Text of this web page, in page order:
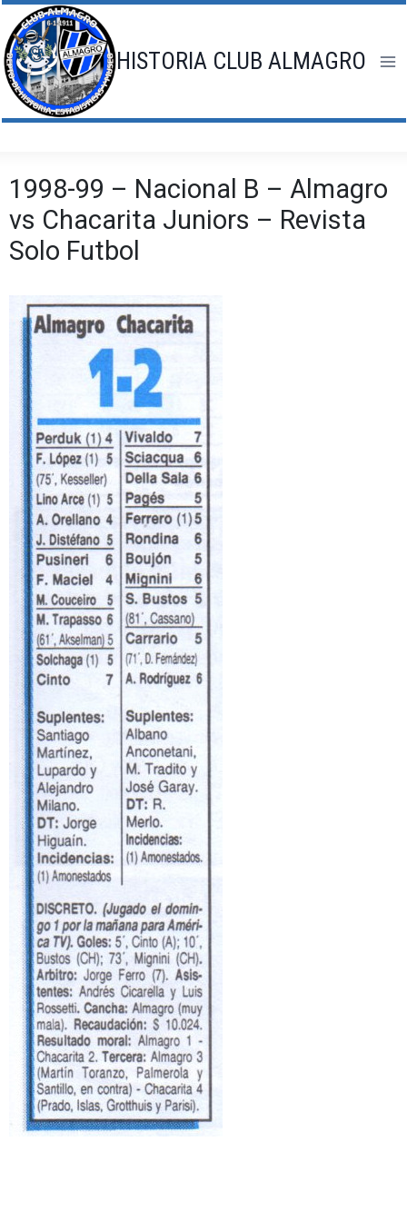
Saltar
al
contenido
HISTORIA CLUB ALMAGRO
1998-99 – Nacional B – Almagro
vs Chacarita Juniors – Revista
Solo Futbol